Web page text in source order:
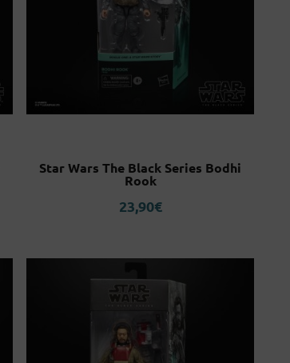
Star Wars The Black Series Bodhi
Rook
23,90€